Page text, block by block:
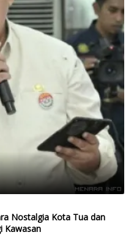
Nostalgia Kota Tua dan
Kawasan